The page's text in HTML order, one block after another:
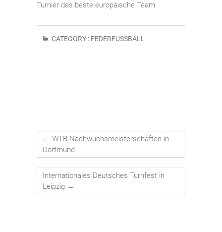
Turnier das beste europäische Team.
CATEGORY : FEDERFUSSBALL
← WTB-Nachwuchsmeisterschaften in
Dortmund
Internationales Deutsches Turnfest in
Leipzig →